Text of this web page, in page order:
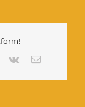
Pinterest
Vk
E-